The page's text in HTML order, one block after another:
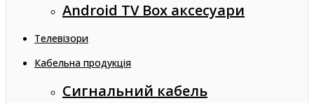
Android TV Box аксесуари
Телевізори
Кабельна продукція
Сигнальний кабель